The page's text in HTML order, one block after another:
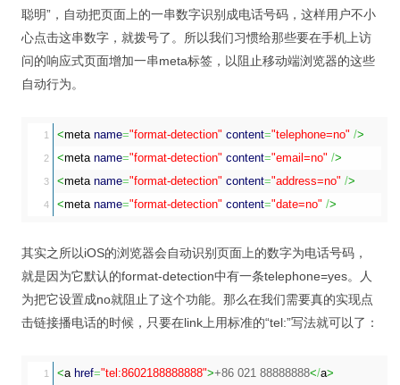
聪明”，自动把页面上的一串数字识别成电话号码，这样用户不小
心点击这串数字，就拨号了。所以我们习惯给那些要在手机上访
问的响应式页面增加一串meta标签，以阻止移动端浏览器的这些
自动行为。
1
2
3
<meta name="format-detection" content="telephone=no" />
<meta name="format-detection" content="email=no" />
<meta name="format-detection" content="address=no" />
<meta name="format-detection" content="date=no" />
其实之所以iOS的浏览器会自动识别页面上的数字为电话号码，
就是因为它默认的format-detection中有一条telephone=yes。人
为把它设置成no就阻止了这个功能。那么在我们需要真的实现点
击链接播电话的时候，只要在link上用标准的“tel:”写法就可以了：
<a href="tel:8602188888888">+86 021 88888888</a>